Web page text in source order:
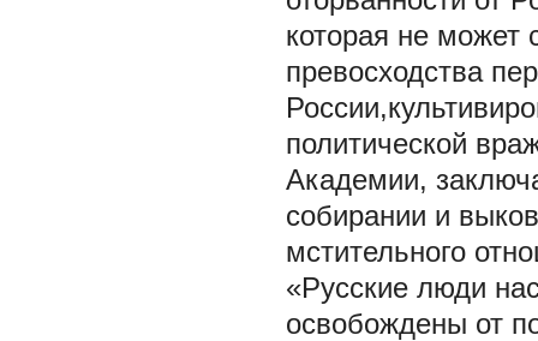
которая не может
превосходства
политической
Академии,
собирании и
мстительного
«Русские люди
освобождены от